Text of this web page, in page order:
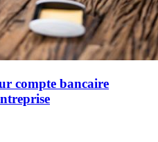
compte bancaire